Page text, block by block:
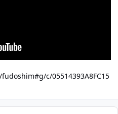
c/05514393A8FC15